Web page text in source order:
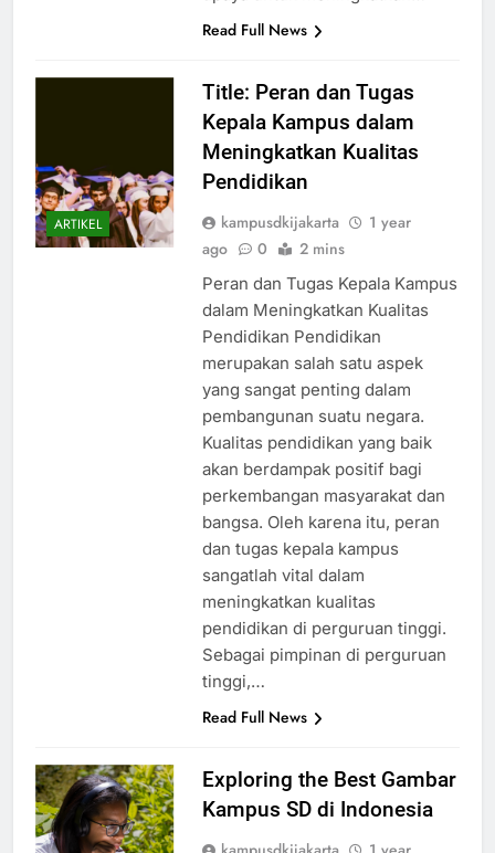
ARTIKEL
Title: Peran dan Tugas
Kepala Kampus dalam
Meningkatkan Kualitas
kampusdkijakarta
Peran dan Tugas Kepala Kampus
dalam Meningkatkan Kualitas
Pendidikan Pendidikan
merupakan salah satu aspek
yang sangat penting dalam
pembangunan suatu negara.
Kualitas pendidikan yang baik
akan berdampak positif bagi
perkembangan masyarakat dan
bangsa. Oleh karena itu, peran
dan tugas kepala kampus
sangatlah vital dalam
meningkatkan kualitas
pendidikan di perguruan tinggi.
Sebagai pimpinan di perguruan
Exploring the Best Gambar
Kampus SD di Indonesia